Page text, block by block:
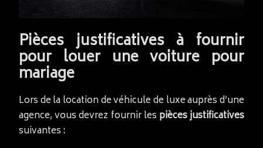
Pièces justificatives à fournir
pour louer une voiture pour
mariage
Lors de la location de véhicule de luxe auprès d’une
agence, vous devrez fournir les pièces justificatives
suivantes :